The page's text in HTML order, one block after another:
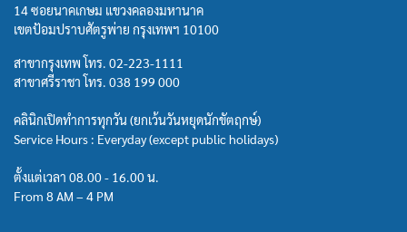
14 ซอยนาคเกษม แขวงคลองมหานาค
เขตป้อมปราบศัตรูพ่าย กรุงเทพฯ 10100
สาขากรุงเทพ โทร. 02-223-1111
สาขาศรีราชา โทร. 038 199 000
คลินิกเปิดทำการทุกวัน (ยกเว้นวันหยุดนักขัตฤกษ์)
Service Hours : Everyday (except public holidays)
ตั้งแต่เวลา 08.00 - 16.00 น.
From 8 AM – 4 PM